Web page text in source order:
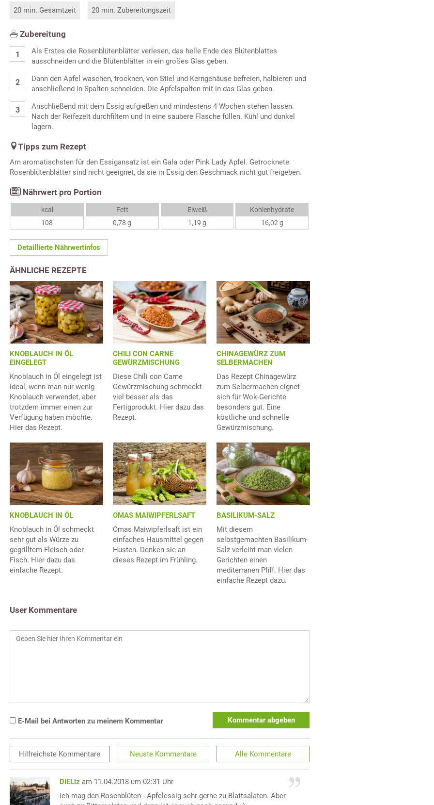
20 min. Gesamtzeit 20 min. Zubereitungszeit
Zubereitung
Als Erstes die Rosenblütenblätter verlesen, das helle Ende des Blütenblattes
ausschneiden und die Blütenblätter in ein großes Glas geben.
Dann den Apfel waschen, trocknen, von Stiel und Kerngehäuse befreien, halbieren und
anschließend in Spalten schneiden. Die Apfelspalten mit in das Glas geben.
Anschließend mit dem Essig aufgießen und mindestens 4 Wochen stehen lassen.
Nach der Reifezeit durchfiltern und in eine saubere Flasche füllen. Kühl und dunkel
lagern.
Tipps zum Rezept
Am aromatischsten für den Essigansatz ist ein Gala oder Pink Lady Apfel. Getrocknete
Rosenblütenblätter sind nicht geeignet, da sie in Essig den Geschmack nicht gut freigeben.
Nährwert pro Portion
kcal
108
Fett
0,78 g
Eiweiß
1,19 g
Kohlenhydrate
16,02 g
Detaillierte Nährwertinfos
ÄHNLICHE REZEPTE
KNOBLAUCH IN ÖL
EINGELEGT
Knoblauch in Öl eingelegt ist
ideal, wenn man nur wenig
Knoblauch verwendet, aber
trotzdem immer einen zur
Verfügung haben möchte.
Hier das Rezept.
CHILI CON CARNE
GEWÜRZMISCHUNG
Diese Chili con Carne
Gewürzmischung schmeckt
viel besser als das
Fertigprodukt. Hier dazu das
Rezept.
CHINAGEWÜRZ ZUM
SELBERMACHEN
Das Rezept Chinagewürz
zum Selbermachen eignet
sich für Wok-Gerichte
besonders gut. Eine
köstliche und schnelle
Gewürzmischung.
KNOBLAUCH IN ÖL
Knoblauch in Öl schmeckt
sehr gut als Würze zu
gegrilltem Fleisch oder
Fisch. Hier dazu das
einfache Rezept.
OMAS MAIWIPFERLSAFT
Omas Maiwipferlsaft ist ein
einfaches Hausmittel gegen
Husten. Denken sie an
dieses Rezept im Frühling.
BASILIKUM-SALZ
Mit diesem
selbstgemachten Basilikum-
Salz verleiht man vielen
Gerichten einen
mediterranen Pfiff. Hier das
einfache Rezept dazu.
User Kommentare
E-Mail bei Antworten zu meinem Kommentar Kommentar abgeben
Hilfreichste Kommentare Neuste Kommentare Alle Kommentare
DIELiz am 11.04.2018 um 02:31 Uhr
ich mag den Rosenblüten - Apfelessig sehr gerne zu Blattsalaten. Aber